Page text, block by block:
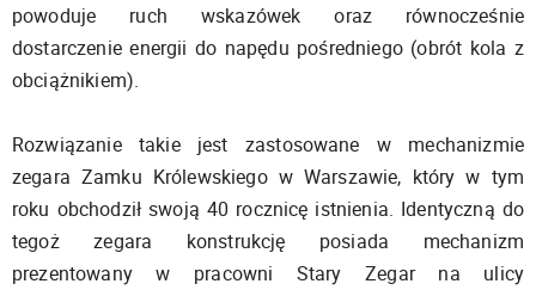
powoduje ruch wskazówek oraz równocześnie
dostarczenie energii do napędu pośredniego (obrót kola z
obciążnikiem).
Rozwiązanie takie jest zastosowane w mechanizmie
zegara Zamku Królewskiego w Warszawie, który w tym
roku obchodził swoją 40 rocznicę istnienia. Identyczną do
tegoż zegara konstrukcję posiada mechanizm
prezentowany w pracowni Stary Zegar na ulicy